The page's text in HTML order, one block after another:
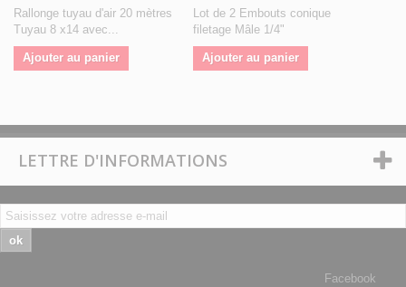
Rallonge tuyau d'air 20 mètres
Tuyau 8 x14 avec...
Ajouter au panier
Lot de 2 Embouts conique
filetage Mâle 1/4"
Ajouter au panier
LETTRE D'INFORMATIONS
ok
Facebook